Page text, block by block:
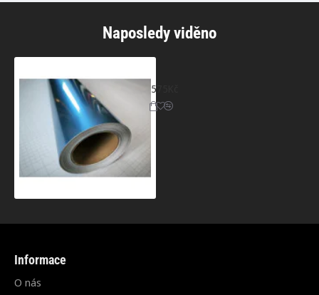
Naposledy viděno
575Kč
Informace
O nás